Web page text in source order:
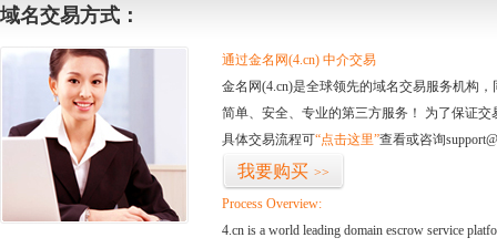
域名交易方式：
通过金名网(4.cn) 中介交易
金名网(4.cn)是全球领先的域名交易服务机构
简单、安全、专业的第三方服务！ 为了保证
具体交易流程可“点击这里”查看或咨询
我要购买 >>
Process Overview:
4.cn is a world leading domain escrow service